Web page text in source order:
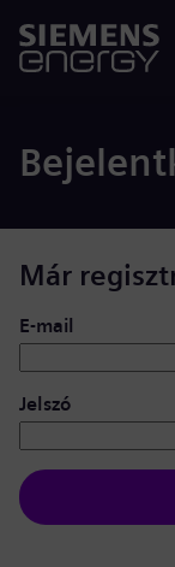
Már
Bejelentkezés:
E-mail
Jelszó